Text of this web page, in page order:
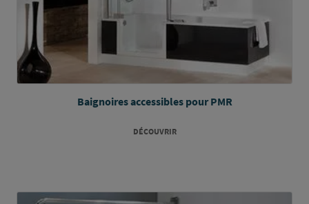
Baignoires accessibles pour PMR
DÉCOUVRIR